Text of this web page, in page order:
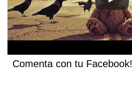
Comenta con tu Facebook!